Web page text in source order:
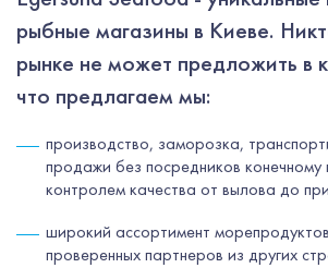
рыбные магазины в Киеве.
рынке не может предложить в
что предлагаем мы:
производство, заморозка,
продажи без посредников
контролем качества от вылова до
широкий ассортимент
проверенных партнеров из других